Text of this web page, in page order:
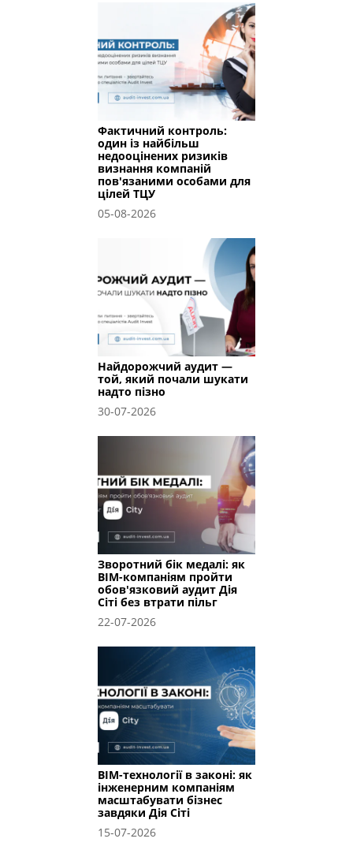
Фактичний контроль:
один із найбільш
недооцінених ризиків
визнання компаній
пов'язаними особами для
цілей ТЦУ
05-08-2026
Найдорожчий аудит —
той, який почали шукати
надто пізно
30-07-2026
Зворотний бік медалі: як
BIM-компаніям пройти
обов'язковий аудит Дія
Сіті без втрати пільг
22-07-2026
BIM-технології в законі: як
інженерним компаніям
масштабувати бізнес
завдяки Дія Сіті
15-07-2026